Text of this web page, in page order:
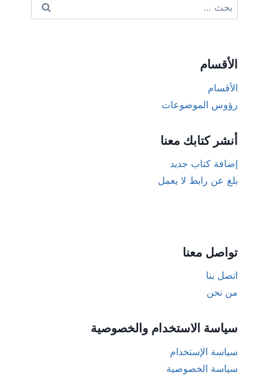
عن:
الأقسام
الأقسام
رؤوس الموضوعات
أنشر كتابك معنا
إضافة كتاب جديد
بلغ عن رابط لا يعمل
تواصل معنا
اتصل بنا
من نحن
سياسة الاستخدام والخصوصية
سياسة الإستخدام
سياسة الخصوصية